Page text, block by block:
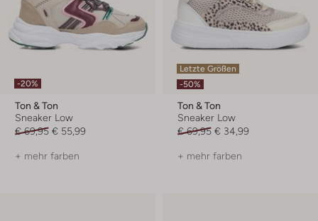
-20%
Ton & Ton
Sneaker Low
€ 69,95 € 55,99
+ mehr farben
Letzte Größen
-50%
Ton & Ton
Sneaker Low
€ 69,95 € 34,99
+ mehr farben